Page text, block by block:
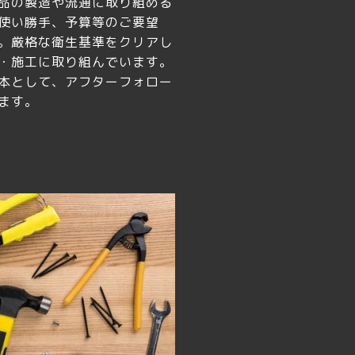
い勝手、予算等のご要望
厳格な衛生基準をクリアし
施工に取り組んでいます。
として、アフターフォロー
す。